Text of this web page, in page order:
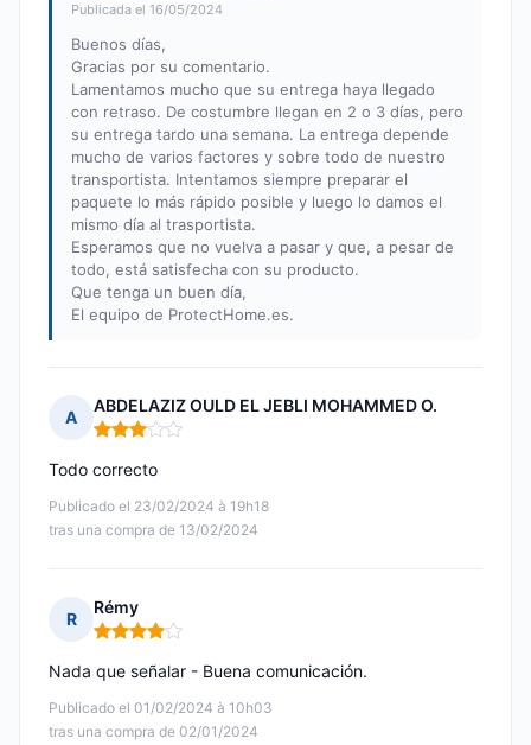
Publicada el 16/05/2024
Buenos días,
Gracias por su comentario.
Lamentamos mucho que su entrega haya llegado
con retraso. De costumbre llegan en 2 o 3 días, pero
su entrega tardo una semana. La entrega depende
mucho de varios factores y sobre todo de nuestro
transportista. Intentamos siempre preparar el
paquete lo más rápido posible y luego lo damos el
mismo día al trasportista.
Esperamos que no vuelva a pasar y que, a pesar de
todo, está satisfecha con su producto.
Que tenga un buen día,
El equipo de ProtectHome.es.
A
ABDELAZIZ OULD EL JEBLI MOHAMMED O.
Nota: 3 de 5
Publicado el 23/02/2024 à 19h18
tras una compra de 13/02/2024
Todo correcto
R
Rémy
Nota: 4 de 5
Publicado el 01/02/2024 à 10h03
tras una compra de 02/01/2024
Nada que señalar - Buena comunicación.